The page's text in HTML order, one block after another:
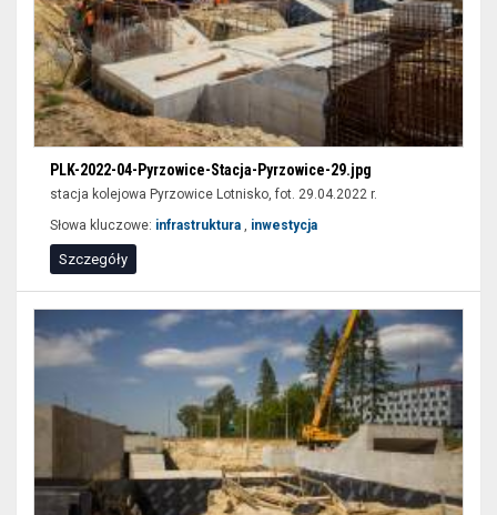
PLK-2022-04-Pyrzowice-Stacja-Pyrzowice-29.jpg
stacja kolejowa Pyrzowice Lotnisko, fot. 29.04.2022 r.
Słowa kluczowe: infrastruktura inwestycja
Szczegóły